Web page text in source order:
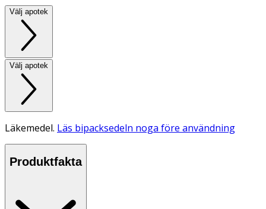
Välj apotek
Välj apotek
Läkemedel. Läs bipacksedeln noga före användning
Produktfakta